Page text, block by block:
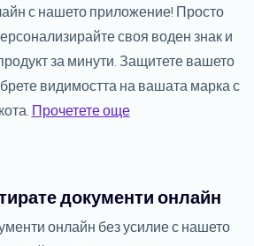
с нашето приложение! Просто
своя воден знак и
за минути. Защитете вашето
видимостта на вашата марка с
Прочетете още
документи онлайн
онлайн без усилие с нашето